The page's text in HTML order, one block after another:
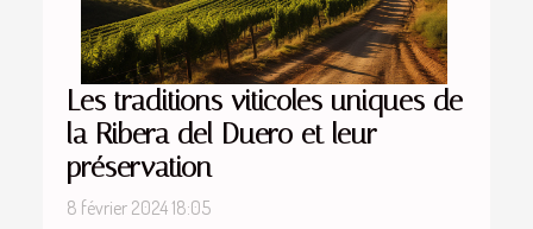
Les traditions viticoles uniques de
la Ribera del Duero et leur
préservation
8 février 2024 18:05